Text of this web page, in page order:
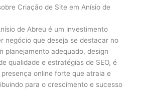
Criação de Site em Anísio de
de Abreu é um investimento
negócio que deseja se destacar no
planejamento adequado, design
qualidade e estratégias de SEO, é
online forte que atraia e
para o crescimento e sucesso